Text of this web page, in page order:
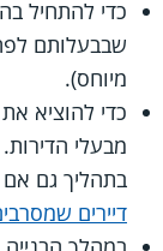
כדי להתחיל
שבבעלותם
מיוחס).
מבעלי
בתהליך גם
דיירים